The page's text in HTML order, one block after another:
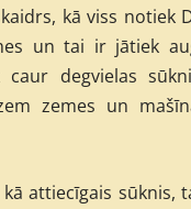
kā viss notiek
un tai ir jātiek
caur degvielas
zemes un
attiecīgais sūknis,